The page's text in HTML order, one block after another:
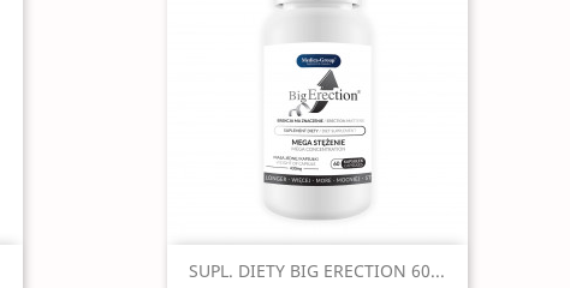
Szybki podgląd
SUPL. DIETY BIG ERECTION 60...